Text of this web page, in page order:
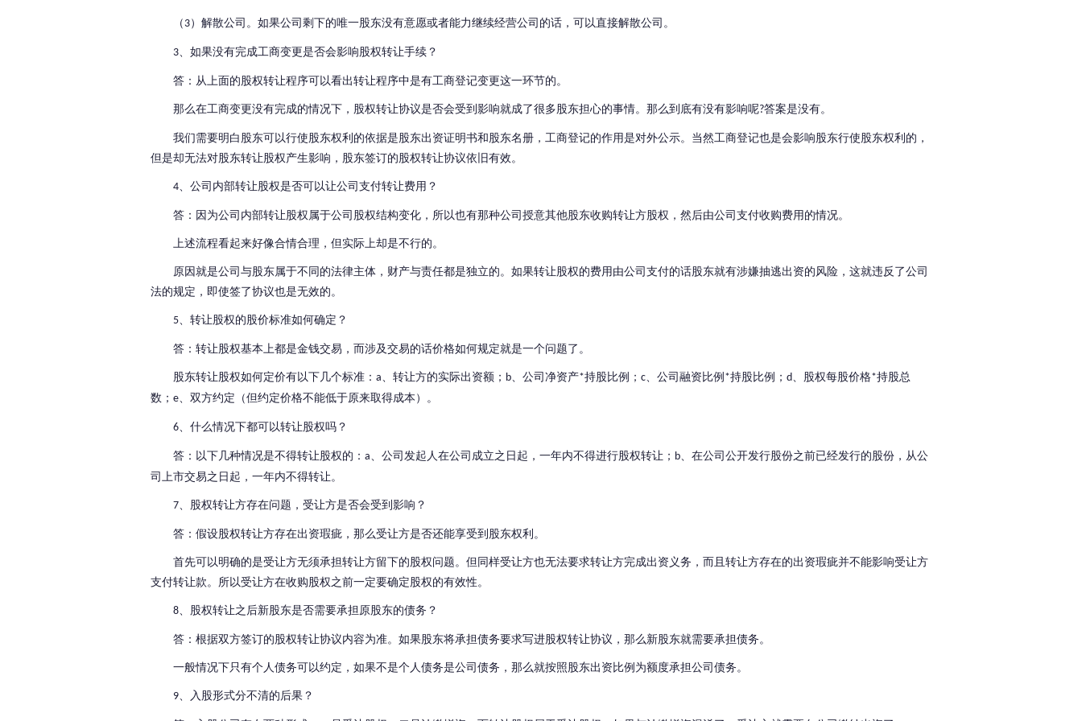
（ 3）解散公司。 如果公司剩下的唯一股东没有意愿或者能力继续经营公司的话，可以直接解散公司。
3、如果没有完成工商变更是否会影响股权转让手续？
答：从上面的股权转让程序可以看出转让程序中是有工商登记变更这一环节的。
那么在工商变更没有完成的情况下，股权转让协议是否会受到影响就成了很多股东担心的事情。 那么到底有没有影响呢?答案是没有。
我们需要明白股东可以行使股东权利的依据是股东出资证明书和股东名册，工商登记的作用是对外公示。 当然工商登记也是会影响股东行使股东权利的，
但是却无法对股东转让股权产生影响，股东签订的股权转让协议依旧有效。
4、公司内部转让股权是否可以让公司支付转让费用？
答：因为公司内部转让股权属于公司股权结构变化，所以也有那种公司授意其他股东收购转让方股权，然后由公司支付收购费用的情况。
上述流程看起来好像合情合理，但实际上却是不行的。
原因就是公司与股东属于不同的法律主体，财产与责任都是独立的。 如果转让股权的费用由公司支付的话股东就有涉嫌抽逃出资的风险， 这就违反了公司
法的规定，即使签了协议也是无效的。
5、转让股权的股价标准如何确定？
答：转让股权基本上都是金钱交易，而涉及交易的话价格如何规定就是一个问题了。
股东转让股权如何定价有以下几个标准： a、转让方的实际出资额； b、公司净资产*持股比例； c、公司融资比例 *持股比例； d、股权每股价格*持股总
数； e、双方约定（但约定价格不能低于原来取得成本）。
6、什么情况下都可以转让股权吗？
答：以下几种情况是不得转让股权的： a、公司发起人在公司成立之日起，一年内不得进行股权转让； b、在公司公开发行股份之前已经发行的股份，从公
司上市交易之日起，一年内不得转让。
7、股权转让方存在问题，受让方是否会受到影响？
答：假设股权转让方存在出资瑕疵，那么受让方是否还能享受到股东权利。
首先可以明确的是受让方无须承担转让方留下的股权问题。 但同样受让方也无法要求转让方完成出资义务，而且转让方存在的出资瑕疵并不能影响受让方
支付转让款。 所以受让方在收购股权之前一定要确定股权的有效性。
8、股权转让之后新股东是否需要承担原股东的债务？
答：根据双方签订的股权转让协议内容为准。 如果股东将承担债务要求写进股权转让协议，那么新股东就需要承担债务。
一般情况下只有个人债务可以约定，如果不是个人债务是公司债务，那么就按照股东出资比例为额度承担公司债务。
9、入股形式分不清的后果？